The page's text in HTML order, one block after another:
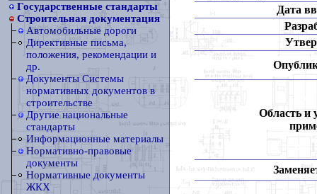
Государственные стандарты
Строительная документация
Автомобильные дороги
Директивные письма,
положения, рекомендации и
др.
Документы Системы
нормативных документов в
строительстве
Другие национальные
стандарты
Информационные материалы
Нормативно-правовые
документы
Нормативные документы
ЖКХ
Дата
Область и